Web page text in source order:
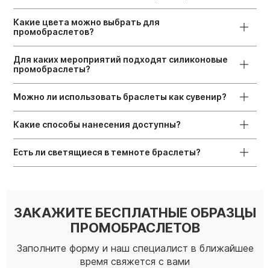
Какие цвета можно выбрать для
промобраслетов?
Для каких мероприятий подходят силиконовые
промобраслеты?
Можно ли использовать браслеты как сувенир?
Какие способы нанесения доступны?
Есть ли светящиеся в темноте браслеты?
ЗАКАЖИТЕ БЕСПЛАТНЫЕ ОБРАЗЦЫ
ПРОМОБРАСЛЕТОВ
Заполните форму и наш специалист в ближайшее
время свяжется с вами